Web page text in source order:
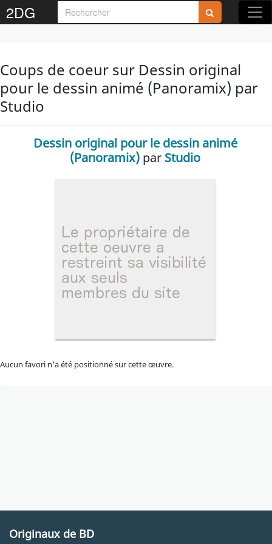
2DG
Coups de coeur sur Dessin original
pour le dessin animé (Panoramix) par
Studio
Dessin original pour le dessin animé
(Panoramix) par Studio
Aucun favori n'a été positionné sur cette œuvre.
Originaux de BD